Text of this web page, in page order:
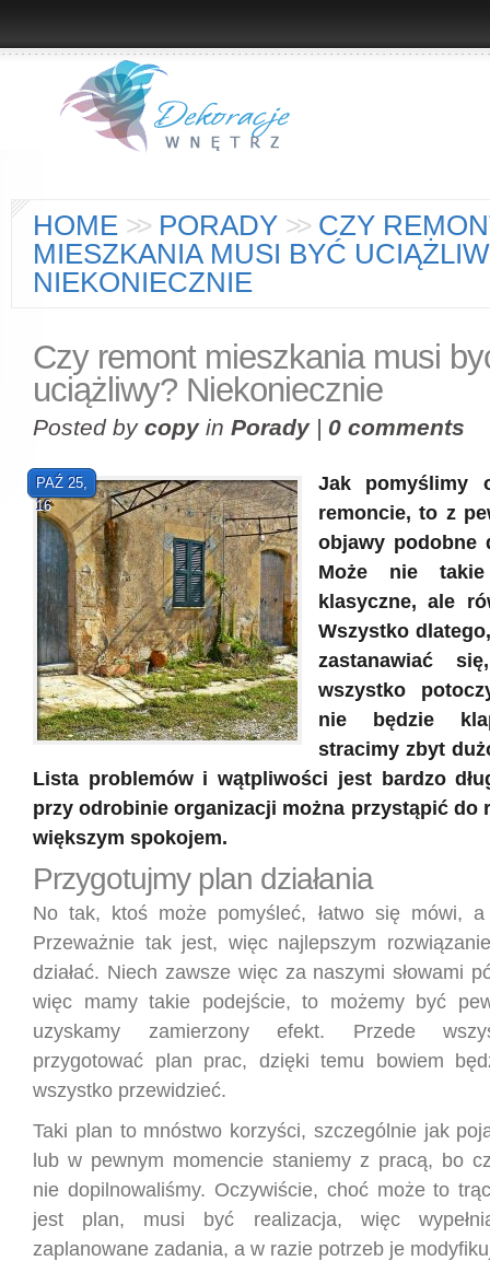
HOME >> PORADY >> CZY
MIESZKANIA MUSI BYĆ
NIEKONIECZNIE
Czy remont mieszkania musi
uciążliwy? Niekoniecznie
Posted by copyin Porady| 0 comments
PAŹ 25,
16
Jak pomyślimy
remoncie, to z
objawy podobne
Może nie
klasyczne, ale
Wszystko
zastanawiać
wszystko
nie będzie
stracimy zbyt
Lista problemów i wątpliwości jest bardzo
przy odrobinie organizacji można przystąpić do
większym spokojem.
Przygotujmy plan działania
No tak, ktoś może pomyśleć, łatwo się mówi,
Przeważnie tak jest, więc najlepszym
działać. Niech zawsze więc za naszymi słowami
więc mamy takie podejście, to możemy być
uzyskamy zamierzony efekt. Przede
przygotować plan prac, dzięki temu bowiem
wszystko przewidzieć.
Taki plan to mnóstwo korzyści, szczególnie jak
lub w pewnym momencie staniemy z pracą, bo
nie dopilnowaliśmy. Oczywiście, choć może to
jest plan, musi być realizacja, więc
zaplanowane zadania, a w razie potrzeb je